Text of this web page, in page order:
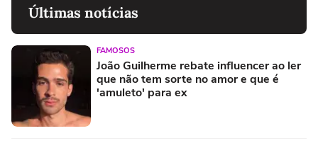
Últimas notícias
FAMOSOS
João Guilherme rebate influencer ao ler
que não tem sorte no amor e que é
'amuleto' para ex